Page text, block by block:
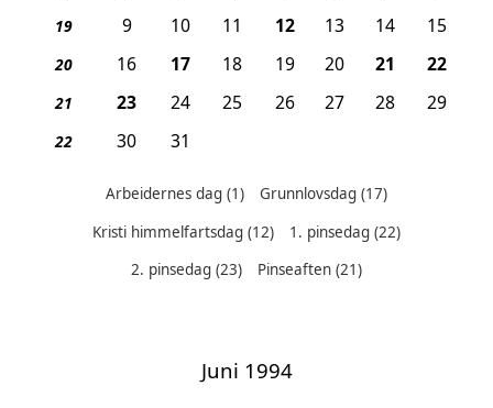
19 9 10 11 12, Kristi himmelfartsdag
13 14 15
20 16 17, Grunnlovsdag
18 19 20 21 , 22, 1.
21 23, 2. pinsedag
24 25 26 27 28 29
22 30 31
Helligdager denne måneden:
Arbeidernes dag(1) Grunnlovsdag (17)
Kristi himmelfartsdag(12) 1. pinsedag (22)
2. pinsedag(23) Pinseaften (21)
Juni 1994